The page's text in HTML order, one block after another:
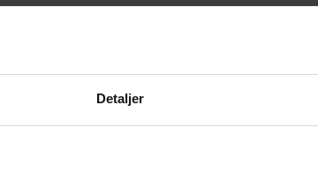
Detaljer
and restaurants: Part 1 -
contract